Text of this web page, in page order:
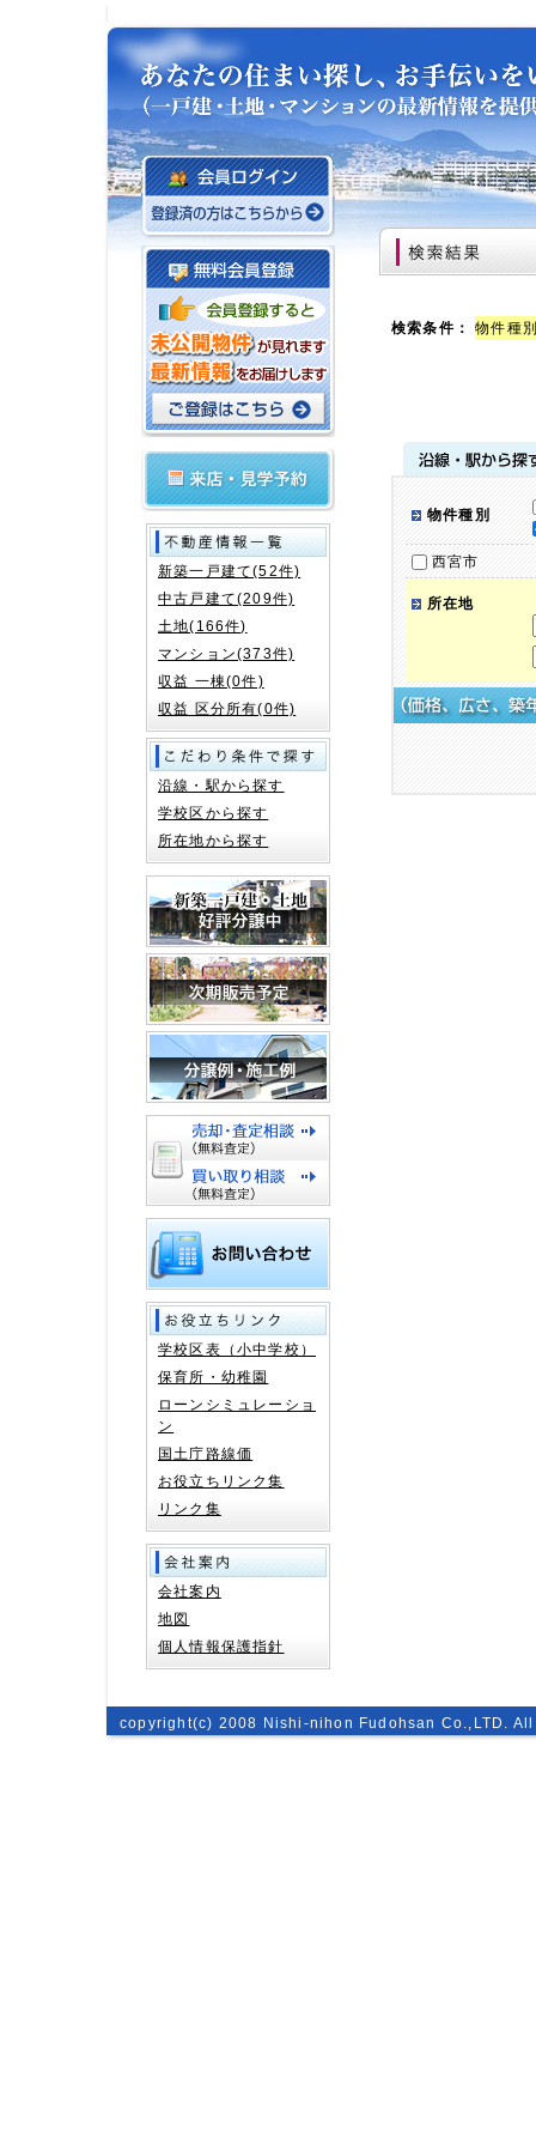
検索条件：物件種
物件種別
西宮市
所在地
新築一戸建て(52件)
中古戸建て(209件)
土地(166件)
マンション(373件)
収益 一棟(0件)
収益 区分所有(0件)
沿線・駅から探す
学校区から探す
所在地から探す
学校区表（小中学校）
保育所・幼稚園
ローンシミュレーショ
ン
国土庁路線価
お役立ちリンク集
リンク集
会社案内
地図
個人情報保護指針
copyright(c) 2008 Nishi-nihon Fudohsan Co.,LTD.